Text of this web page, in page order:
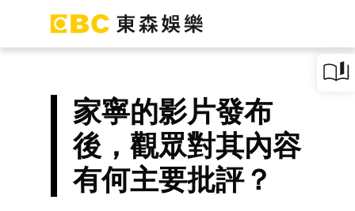
家寧的影片發布
後，觀眾對其內容
有何主要批評？